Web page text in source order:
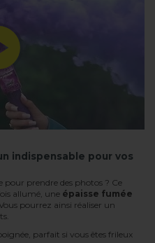
indispensable pour vos
prendre des photos ? Ce
allumé, une épaisse fumée
pourrez ainsi réaliser un
parfait si vous êtes frileux